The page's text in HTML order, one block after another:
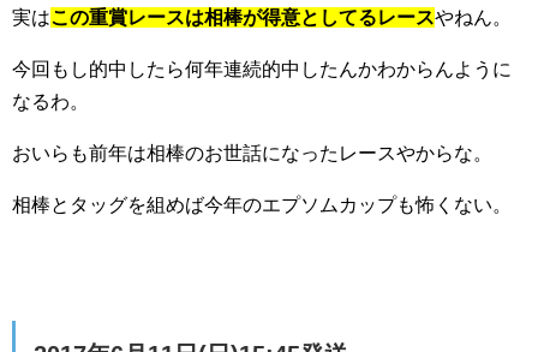
実はこの重賞レースは相棒が得意としてるレースやねん。
今回もし的中したら何年連続的中したんかわからんように
なるわ。
おいらも前年は相棒のお世話になったレースやからな。
相棒とタッグを組めば今年のエプソムカップも怖くない。